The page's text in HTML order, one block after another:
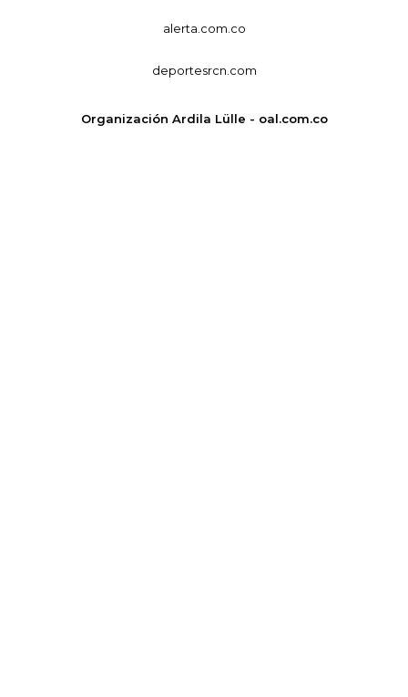
alerta.com.co
deportesrcn.com
Organización Ardila Lülle - oal.com.co